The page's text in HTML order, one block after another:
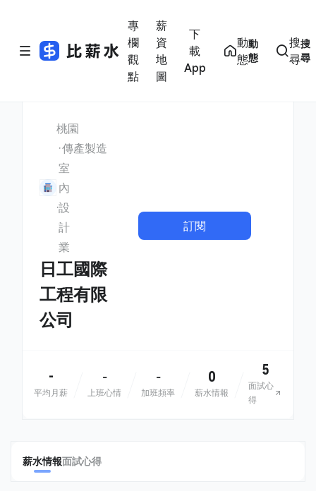
專
欄
觀
點
薪
資
地
圖
下
載
App
動
態
動
態
搜
尋
搜
尋
桃園
傳產製造
室
內
設
計
業
日工國際
工程有限
公司
訂閱
-
平均月薪
-
上班心情
-
加班頻率
0
薪水情報
5
面試心
得
薪水情報面試心得